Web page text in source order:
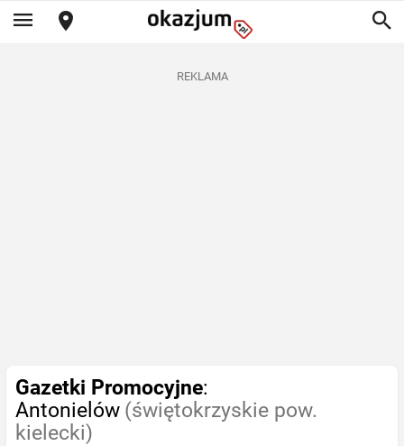
REKLAMA
Gazetki Promocyjne:
Antonielów (świętokrzyskie pow.
kielecki)